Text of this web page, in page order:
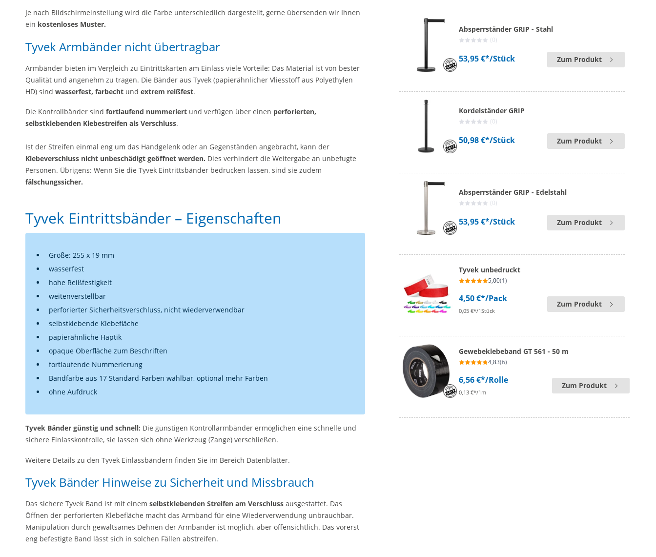
Je nach Bildschirmeinstellung wird die Farbe unterschiedlich dargestellt, gerne übersenden wir Ihnen
ein kostenloses Muster.
Tyvek Armbänder nicht übertragbar
Armbänder bieten im Vergleich zu Eintrittskarten am Einlass viele Vorteile: Das Material ist von bester
Qualität und angenehm zu tragen. Die Bänder aus Tyvek (papierähnlicher Vliesstoff aus Polyethylen
HD) sind wasserfest, farbecht und extrem reißfest.
Die Kontrollbänder sind fortlaufend nummeriert und verfügen über einen perforierten,
selbstklebenden Klebestreifen als Verschluss.
Ist der Streifen einmal eng um das Handgelenk oder an Gegenständen angebracht, kann der
Klebeverschluss nicht unbeschädigt geöffnet werden. Dies verhindert die Weitergabe an unbefugte
Personen. Übrigens: Wenn Sie die Tyvek Eintrittsbänder bedrucken lassen, sind sie zudem
fälschungssicher.
Tyvek Eintrittsbänder – Eigenschaften
Größe: 255 x 19 mm
wasserfest
hohe Reißfestigkeit
weitenverstellbar
perforierter Sicherheitsverschluss, nicht wiederverwendbar
selbstklebende Klebefläche
papierähnliche Haptik
opaque Oberfläche zum Beschriften
fortlaufende Nummerierung
Bandfarbe aus 17 Standard-Farben wählbar, optional mehr Farben
ohne Aufdruck
Tyvek Bänder günstig und schnell: Die günstigen Kontrollarmbänder ermöglichen eine schnelle und
sichere Einlasskontrolle, sie lassen sich ohne Werkzeug (Zange) verschließen.
Weitere Details zu den Tyvek Einlassbändern finden Sie im Bereich Datenblätter.
Tyvek Bänder Hinweise zu Sicherheit und Missbrauch
Das sichere Tyvek Band ist mit einem selbstklebenden Streifen am Verschluss ausgestattet. Das
Öffnen der perforierten Klebefläche macht das Armband für eine Wiederverwendung unbrauchbar.
Manipulation durch gewaltsames Dehnen der Armbänder ist möglich, aber offensichtlich. Das vorerst
eng befestigte Band lässt sich in solchen Fällen abstreifen.
Absperrständer GRIP - Stahl
(0)
53,95 €*/Stück Zum Produkt
Kordelständer GRIP
(0)
50,98 €*/Stück Zum Produkt
Absperrständer GRIP - Edelstahl
(0)
53,95 €*/Stück Zum Produkt
Tyvek unbedruckt
5,00(1)
4,50 €*/Pack
0,05 €*/1Stück
Zum Produkt
Gewebeklebeband GT 561 - 50 m
4,83(6)
6,56 €*/Rolle
0,13 €*/1m
Zum Produkt